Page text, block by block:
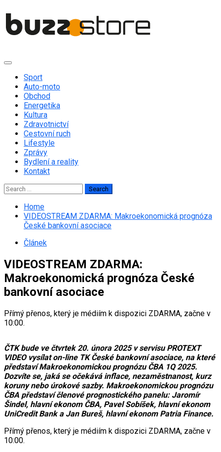
content
Primary
Sport
Auto-moto
Obchod
Energetika
Kultura
Zdravotnictví
Cestovní ruch
Lifestyle
Zprávy
Bydlení a reality
Kontakt
Search
for:
Home
VIDEOSTREAM ZDARMA: Makroekonomická prognóza
České bankovní asociace
Článek
VIDEOSTREAM ZDARMA:
Makroekonomická prognóza České
bankovní asociace
Přímý přenos, který je médiím k dispozici ZDARMA, začne v
10:00.
ČTK bude ve čtvrtek 20. února 2025 v servisu PROTEXT
VIDEO vysílat on-line TK České bankovní asociace, na které
představí Makroekonomickou prognózu ČBA 1Q 2025.
Dozvíte se, jaká se očekává inflace, nezaměstnanost, kurz
koruny nebo úrokové sazby. Makroekonomickou prognózu
ČBA představí členové prognostického panelu: Jaromír
Šindel, hlavní ekonom ČBA, Pavel Sobíšek, hlavní ekonom
UniCredit Bank a Jan Bureš, hlavní ekonom Patria Finance.
Přímý přenos, který je médiím k dispozici ZDARMA, začne v
10:00.